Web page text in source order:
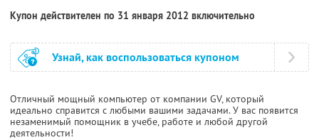
Купон действителен по 31 января 2012 включительно
Узнай, как воспользоваться купоном
Отличный мощный компьютер от компании GV, который
идеально справится с любыми вашими задачами. У вас появится
незаменимый помощник в учебе, работе и любой другой
деятельности!